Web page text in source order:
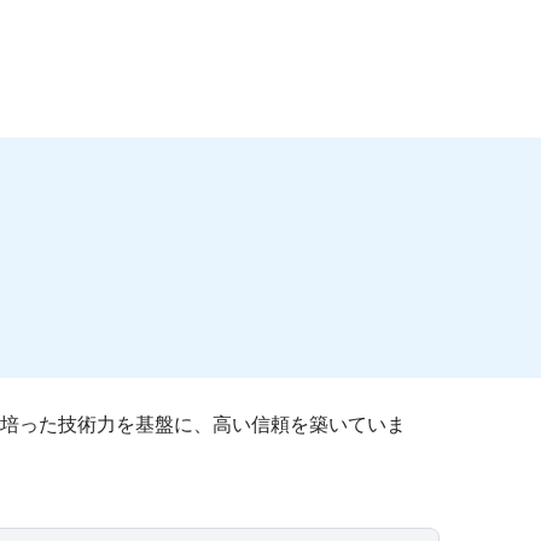
った技術力を基盤に、高い信頼を築いていま